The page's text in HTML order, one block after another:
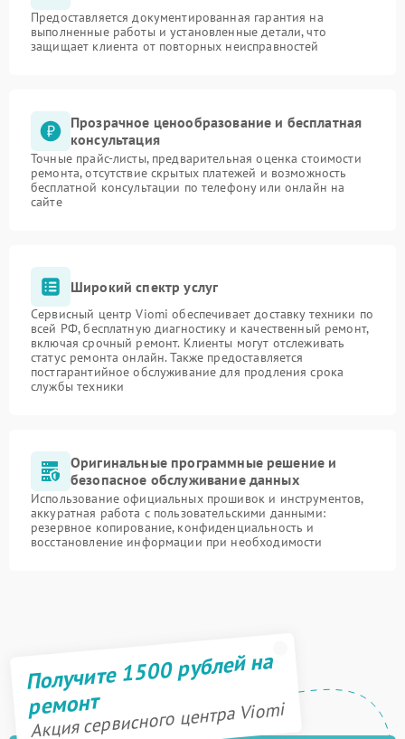
Предоставляется документированная гарантия на
выполненные работы и установленные детали, что
защищает клиента от повторных неисправностей
Прозрачное ценообразование и бесплатная
консультация
Точные прайс-листы, предварительная оценка стоимости
ремонта, отсутствие скрытых платежей и возможность
бесплатной консультации по телефону или онлайн на
сайте
Широкий спектр услуг
Сервисный центр Viomi обеспечивает доставку техники по
всей РФ, бесплатную диагностику и качественный ремонт,
включая срочный ремонт. Клиенты могут отслеживать
статус ремонта онлайн. Также предоставляется
постгарантийное обслуживание для продления срока
службы техники
Оригинальные программные решение и
безопасное обслуживание данных
Использование официальных прошивок и инструментов,
аккуратная работа с пользовательскими данными:
резервное копирование, конфиденциальность и
восстановление информации при необходимости
Получите 1500 рублей на
ремонт
Акция сервисного центра Viomi